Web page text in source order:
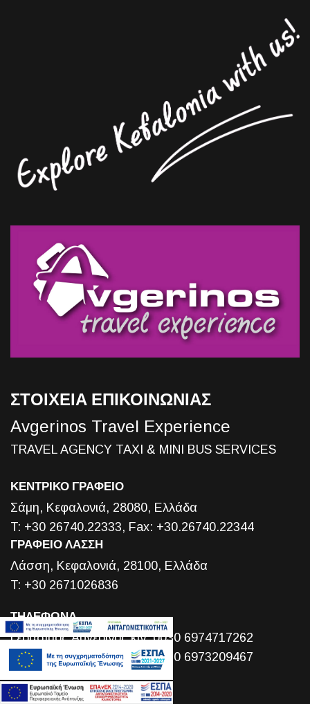
ΣΤΟΙΧΕΙΑ ΕΠΙΚΟΙΝΩΝΙΑΣ
Avgerinos Travel Experience
TRAVEL AGENCY TAXI & MINI BUS SERVICES
ΚΕΝΤΡΙΚΟ ΓΡΑΦΕΙΟ
Σάμη, Κεφαλονιά, 28080, Ελλάδα
T: +30 26740.22333, Fax: +30.26740.22344
ΓΡΑΦΕΙΟ ΛΑΣΣΗ
Λάσση, Κεφαλονιά, 28100, Ελλάδα
T: +30 2671026836
ΤΗΛΕΦΩΝΑ
Γεράσιμος Αυγερινός κιν.:0030 6974717262
Βαγγέλης Αυγερινός κιν.: 0030 6973209467
EMAIL